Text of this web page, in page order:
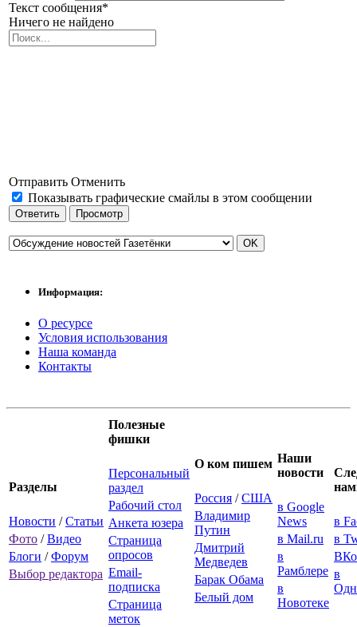
Текст сообщения*
Ничего не найдено
Отправить Отменить
Показывать графические смайлы в этом сообщении
Информация:
О ресурсе
Условия использования
Наша команда
Контакты
Разделы
Новости /Статьи
Фото /Видео
Блоги /Форум
Выбор редактора
Полезные
фишки
Персональный
раздел
Рабочий стол
Анкета юзера
Страница
опросов
Email-
подписка
Страница
меток
О ком пишем
Россия /США
Владимир
Путин
Дмитрий
Медведев
Барак Обама
Белый дом
Наши
новости
в Google
News
в Mail.ru
в
Рамблере
в
Новотеке
в
в
в